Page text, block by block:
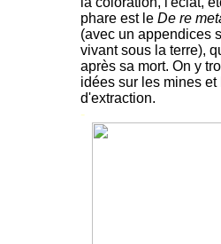
phare est le De re
(avec un appendices
vivant sous la terre),
après sa mort. On y
idées sur les mines
d'extraction.
-